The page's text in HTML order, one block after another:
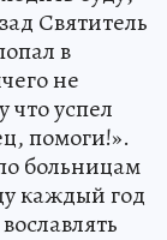
Святитель
в
не
что успел
помоги!».
больницам
каждый год